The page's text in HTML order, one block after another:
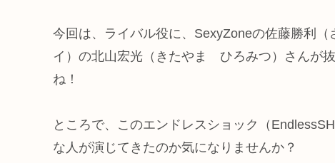
今回は、ライバル役に、SexyZoneの佐藤勝利
イ）の北山宏光（きたやま ひろみつ）さんが
ね！
ところで、このエンドレスショック（
な人が演じてきたのか気になりませんか？